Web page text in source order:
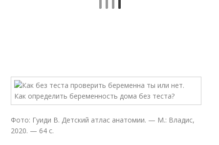
Фото: Гуиди В. Детский атлас анатомии. — М.: Владис,
2020. — 64 с.